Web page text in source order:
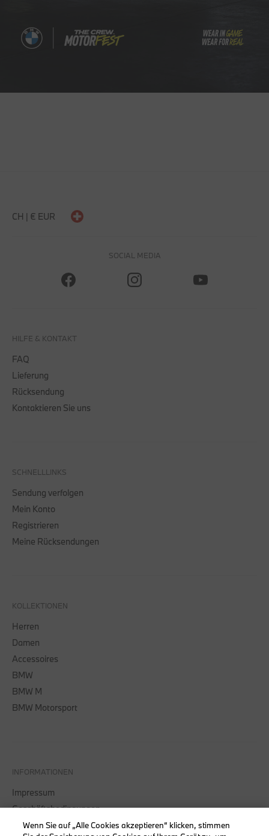
CH | € EUR
SOCIAL MEDIA
HILFE & KONTAKT
FAQ
Lieferung
Rücksendung
Kontaktieren Sie uns
SCHNELLLINKS
Sendung verfolgen
Mein Konto
Registrieren
Meine Rücksendungen
KOLLEKTIONEN
Herren
Damen
Accessoires
BMW
BMW M
BMW Motorsport
INFORMATIONEN
Impressum
Geschäftsbedingungen
Datenschutz
Wenn Sie auf „Alle Cookies akzeptieren“ klicken, stimmen